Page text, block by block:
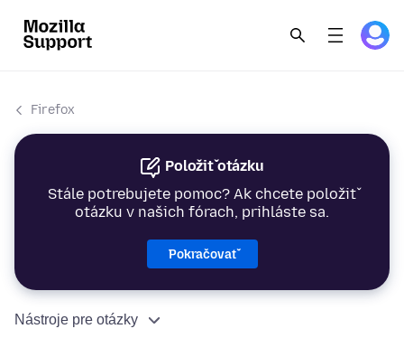
Firefox
Položiť otázku
Stále potrebujete pomoc? Ak chcete položiť
otázku v našich fórach, prihláste sa.
Pokračovať
Nástroje pre otázky